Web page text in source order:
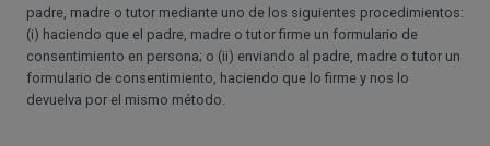
padre, madre o tutor mediante uno de los siguientes procedimientos:
(i) haciendo que el padre, madre o tutor firme un formulario de
consentimiento en persona; o (ii) enviando al padre, madre o tutor un
formulario de consentimiento, haciendo que lo firme y nos lo
devuelva por el mismo método.